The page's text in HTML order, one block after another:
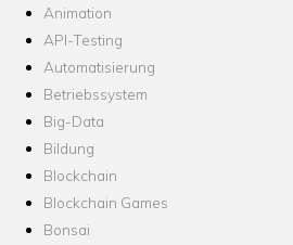
Animation
API-Testing
Automatisierung
Betriebssystem
Big-Data
Bildung
Blockchain
Blockchain Games
Bonsai